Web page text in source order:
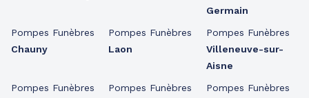
Pompes Funèbres
Chauny
Pompes Funèbres
Pompes Funèbres
Laon
Pompes Funèbres
Germain
Pompes Funèbres
Villeneuve-sur-
Aisne
Pompes Funèbres